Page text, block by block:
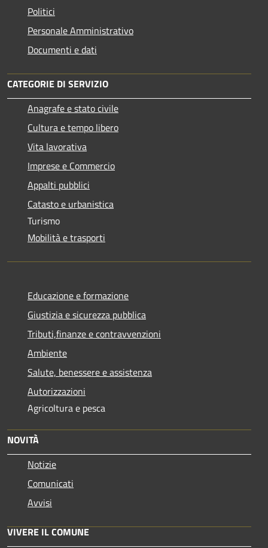
Politici
Personale Amministrativo
Documenti e dati
CATEGORIE DI SERVIZIO
Anagrafe e stato civile
Cultura e tempo libero
Vita lavorativa
Imprese e Commercio
Appalti pubblici
Catasto e urbanistica
Turismo
Mobilità e trasporti
Educazione e formazione
Giustizia e sicurezza pubblica
Tributi,finanze e contravvenzioni
Ambiente
Salute, benessere e assistenza
Autorizzazioni
Agricoltura e pesca
NOVITÀ
Notizie
Comunicati
Avvisi
VIVERE IL COMUNE